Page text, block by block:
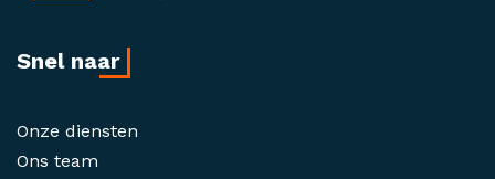
Snel naar
Onze diensten
Ons team